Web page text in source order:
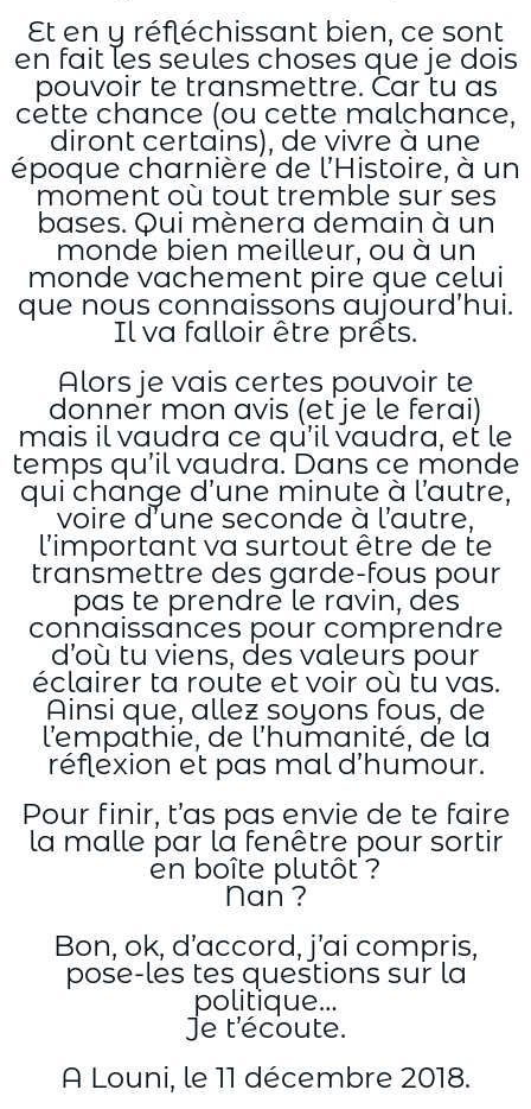
Et en y réfléchissant bien, ce sont
en fait les seules choses que je dois
pouvoir te transmettre. Car tu as
cette chance (ou cette malchance,
diront certains), de vivre à une
époque charnière de l’Histoire, à un
moment où tout tremble sur ses
bases. Qui mènera demain à un
monde bien meilleur, ou à un
monde vachement pire que celui
que nous connaissons aujourd’hui.
Il va falloir être prêts.
Alors je vais certes pouvoir te
donner mon avis (et je le ferai)
mais il vaudra ce qu’il vaudra, et le
temps qu’il vaudra. Dans ce monde
qui change d’une minute à l’autre,
voire d’une seconde à l’autre,
l’important va surtout être de te
transmettre des garde-fous pour
pas te prendre le ravin, des
connaissances pour comprendre
d’où tu viens, des valeurs pour
éclairer ta route et voir où tu vas.
Ainsi que, allez soyons fous, de
l’empathie, de l’humanité, de la
réflexion et pas mal d’humour.
Pour finir, t’as pas envie de te faire
la malle par la fenêtre pour sortir
en boîte plutôt ?
Nan ?
Bon, ok, d’accord, j’ai compris,
pose-les tes questions sur la
politique…
Je t’écoute.
A Louni, le 11 décembre 2018.